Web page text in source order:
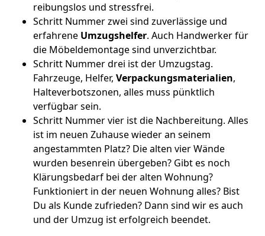
reibungslos und stressfrei.
Schritt Nummer zwei sind zuverlässige und
erfahrene Umzugshelfer. Auch Handwerker für
die Möbeldemontage sind unverzichtbar.
Schritt Nummer drei ist der Umzugstag.
Fahrzeuge, Helfer, Verpackungsmaterialien,
Halteverbotszonen, alles muss pünktlich
verfügbar sein.
Schritt Nummer vier ist die Nachbereitung. Alles
ist im neuen Zuhause wieder an seinem
angestammten Platz? Die alten vier Wände
wurden besenrein übergeben? Gibt es noch
Klärungsbedarf bei der alten Wohnung?
Funktioniert in der neuen Wohnung alles? Bist
Du als Kunde zufrieden? Dann sind wir es auch
und der Umzug ist erfolgreich beendet.